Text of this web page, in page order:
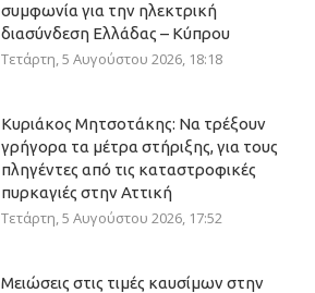
συμφωνία για την ηλεκτρική
διασύνδεση Ελλάδας – Κύπρου
Τετάρτη, 5 Αυγούστου 2026, 18:18
Κυριάκος Μητσοτάκης: Να τρέξουν
γρήγορα τα μέτρα στήριξης, για τους
πληγέντες από τις καταστροφικές
πυρκαγιές στην Αττική
Τετάρτη, 5 Αυγούστου 2026, 17:52
Μειώσεις στις τιμές καυσίμων στην